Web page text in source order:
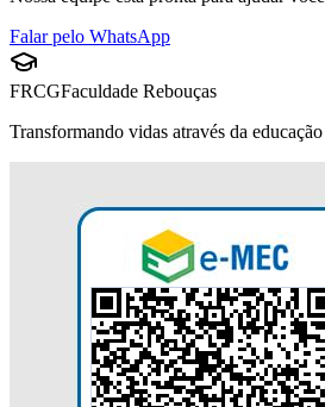
Falar pelo WhatsApp
FRCGFaculdade Rebouças
Transformando vidas através da